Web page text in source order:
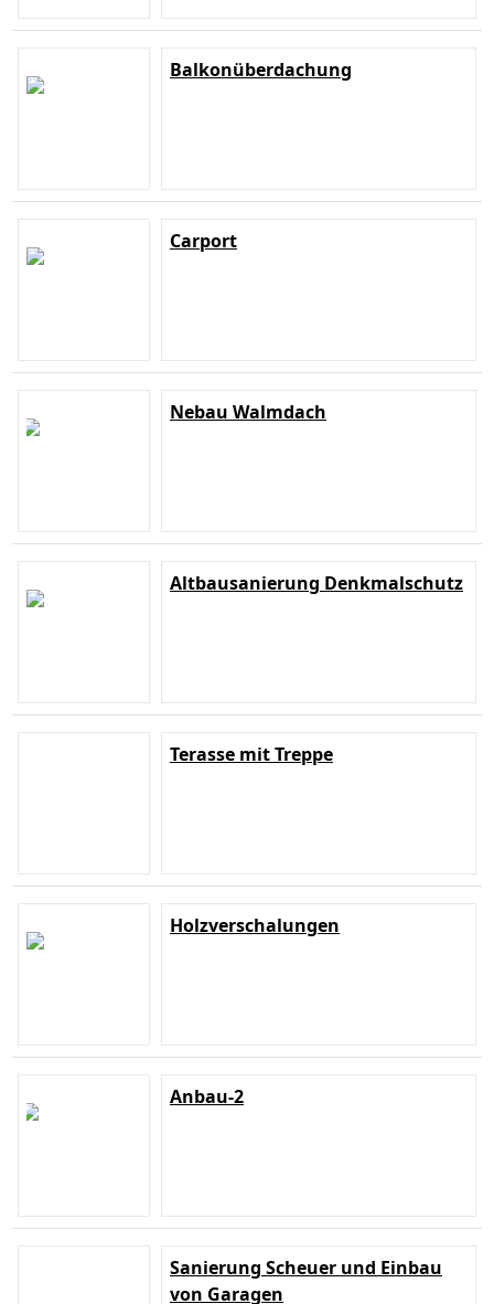
Balkonüberdachung
Carport
Nebau Walmdach
Altbausanierung Denkmalschutz
Terasse mit Treppe
Holzverschalungen
Anbau-2
Sanierung Scheuer und Einbau
von Garagen